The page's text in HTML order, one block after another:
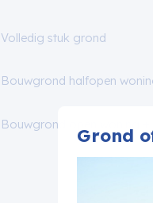
Grond
Volledig stuk grond
Bouwgrond halfopen
Bouwgrond open woning +